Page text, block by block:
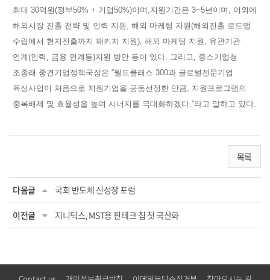
최대 30억원(정부50% + 기업50%)이며,지원기간은 3~5년이며, 이외에
해외시장 진출 전략 및 인력 지원, 해외 마케팅 지원(해외진출 로드맵
수립에서 현지진출까지 패키지 지원), 해외 마케팅 지원, 유관기관
연계(인력, 금융 연계등)지원 방안 등이 있다. 그리고, 중소기업청
조종래 중견기업정책국장은 “월드클래스 300과 글로벌전문기업
육성사업이 처음으로 지원기업을 공동선정한 만큼, 지원프로그램의
중복배제 및 효율성을 높여 시너지를 극대화하겠다.”라고 말하고 있다.
목록
다음글 국회 반도체 신성장 포럼
이전글 지니틱스, MST용 핀테크 칩 첫 국산화